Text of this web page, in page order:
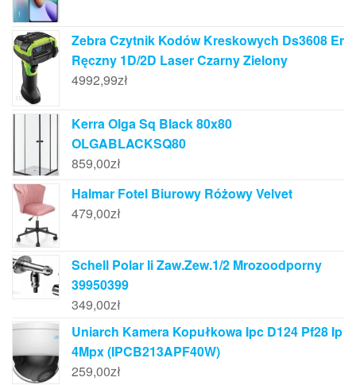
Zebra Czytnik Kodów Kreskowych Ds3608 Er
Ręczny 1D/2D Laser Czarny Zielony
4992,99zł
Kerra Olga Sq Black 80x80
OLGABLACKSQ80
859,00zł
Halmar Fotel Biurowy Różowy Velvet
479,00zł
Schell Polar Ii Zaw.Zew.1/2 Mrozoodporny
39950399
349,00zł
Uniarch Kamera Kopułkowa Ipc D124 Pf28 Ip
4Mpx (IPCB213APF40W)
259,00zł